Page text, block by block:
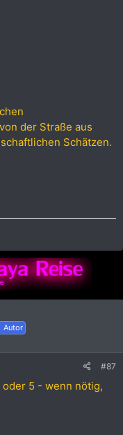
der Straße aus
Schätzen.
Autor
#87
5 - wenn nötig,